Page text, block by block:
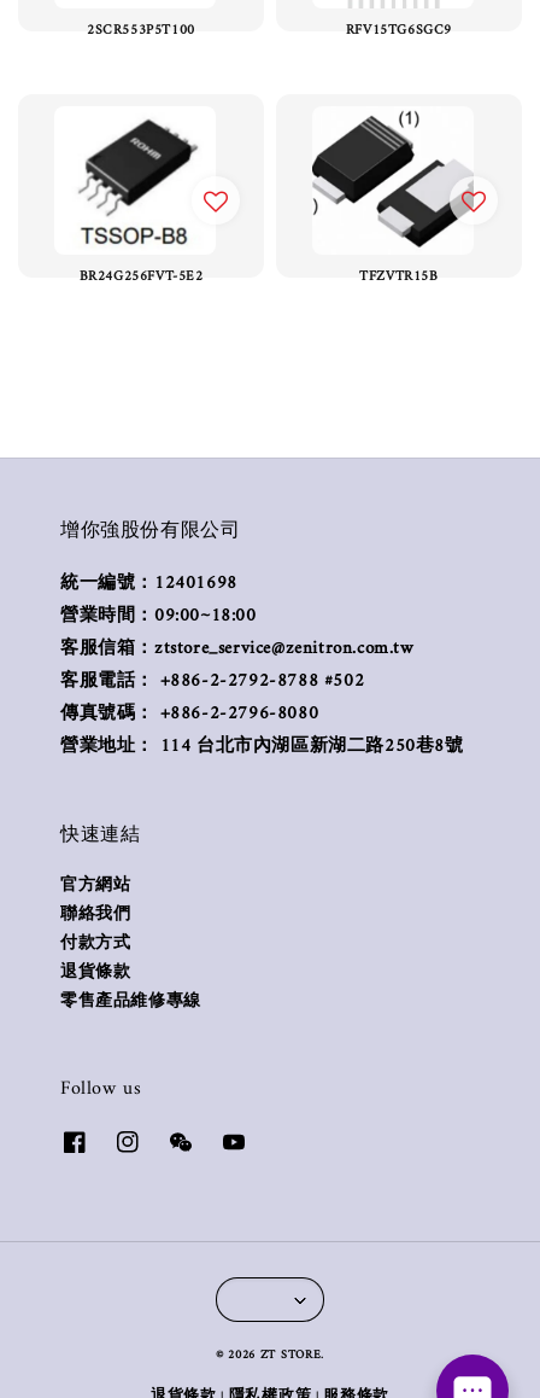
2SCR553P5T100 RFV15TG6SGC9
BR24G256FVT-5E2 TFZVTR15B
增你強股份有限公司
統一編號：12401698
營業時間：09:00~18:00
客服信箱：ztstore_service@zenitron.com.tw
客服電話： +886-2-2792-8788 #502
傳真號碼： +886-2-2796-8080
營業地址： 114 台北市內湖區新湖二路250巷8號
快速連結
官方網站
聯絡我們
付款方式
退貨條款
零售產品維修專線
Follow us
© 2026 ZT STORE.